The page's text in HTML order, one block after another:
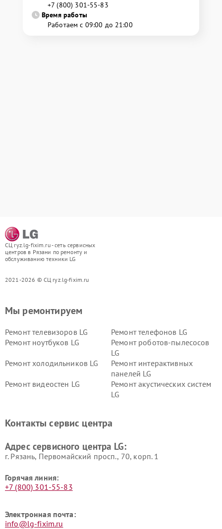
+7 (800) 301-55-83
Время работы
Работаем с 09:00 до 21:00
СЦ ryz.lg-fixim.ru - сеть сервисных
центров в Рязани по ремонту и
обслуживанию техники LG
2021-2026 © СЦ ryz.lg-fixim.ru
Мы ремонтируем
Ремонт телевизоров LG
Ремонт телефонов LG
Ремонт ноутбуков LG
Ремонт роботов-пылесосов
LG
Ремонт холодильников LG
Ремонт интерактивных
панелей LG
Ремонт видеостен LG
Ремонт акустических систем
LG
Ремонт морозильных камер
Ремонт вертикальных
Контакты сервис центра
Адрес сервисного центра LG:
г. Рязань, Первомайский просп., 70, корп. 1
Горячая линия:
+7 (800) 301-55-83
Электронная почта:
info@lg-fixim.ru